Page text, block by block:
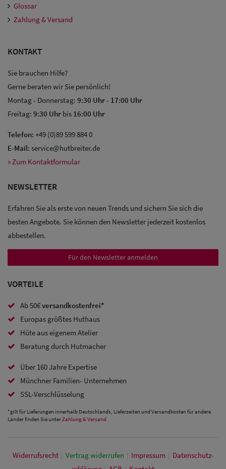
Sale: Caps
Sale:
Baseball
Caps
Sale: Army
Caps
Sale:
Trucker
Caps
mit
Glossar
Zahlung & Versand
KONTAKT
Sie brauchen Hilfe?
Gerne beraten wir Sie persönlich!
Montag - Donnerstag: 9:30 Uhr- 17:00 Uhr
Freitag: 9:30 Uhr bis 16:00 Uhr
Telefon: +49 (0)89 599 884 0
E-Mail: service@hutbreiter.de
» Zum Kontaktformular
NEWSLETTER
Erfahren Sie als erste von neuen Trends und sichern Sie sich die
besten Angebote. Sie können den Newsletter jederzeit kostenlos
abbestellen.
Für den Newsletter anmelden
VORTEILE
Ab 50€versandkostenfrei*
Europas größtes Huthaus
Hüte aus eigenem Atelier
Beratung durch Hutmacher
Über 160 Jahre Expertise
Münchner Familien- Unternehmen
SSL-Verschlüsselung
*gilt für Lieferungen innerhalb Deutschlands, Lieferzeiten und Versandkosten für andere
Länder finden Sie unterZahlung & Versand
Widerrufs­recht Vertrag widerrufen Impressum
Daten­schutz­